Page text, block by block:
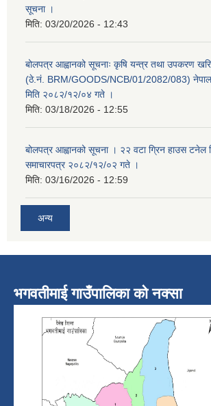
सूचना ।
मिति: 03/20/2026 - 12:43
बोलपत्र आह्वानको सूचनाः कृषि यन्त्र तथा उपकरण
(ठे.नं. BRM/GOODS/NCB/01/2082/083) नेपाल
मिति २०८२/१२/०४ गते ।
मिति: 03/18/2026 - 12:55
बोलपत्र आह्वानको सूचना । २२ वटा ग्रिन हाउस टनेल
समाचारपत्र २०८२/१२/०२ गते ।
मिति: 03/16/2026 - 12:59
अन्य
भगवतीमाई गाउँपालिका को नक्सा